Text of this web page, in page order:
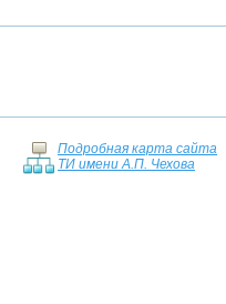
Подробная карта сайта
ТИ имени А.П. Чехова